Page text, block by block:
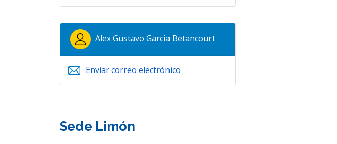
Alex Gustavo Garcia Betancourt
Enviar correo electrónico
Sede Limón